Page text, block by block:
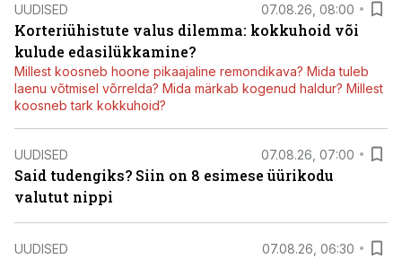
UUDISED 07.08.26, 08:00
Korteriühistute valus dilemma: kokkuhoid või
kulude edasilükkamine?
Millest koosneb hoone pikaajaline remondikava? Mida tuleb
laenu võtmisel võrrelda? Mida märkab kogenud haldur? Millest
koosneb tark kokkuhoid?
UUDISED 07.08.26, 07:00
Said tudengiks? Siin on 8 esimese üürikodu
valutut nippi
UUDISED 07.08.26, 06:30